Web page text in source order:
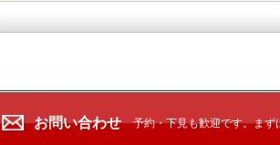
お問い合わせ 予約・下見も歓迎です。ま